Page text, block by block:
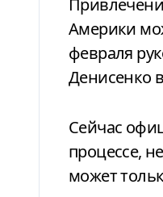
Америки
февраля
Денисенко
Сейчас
процессе,
может